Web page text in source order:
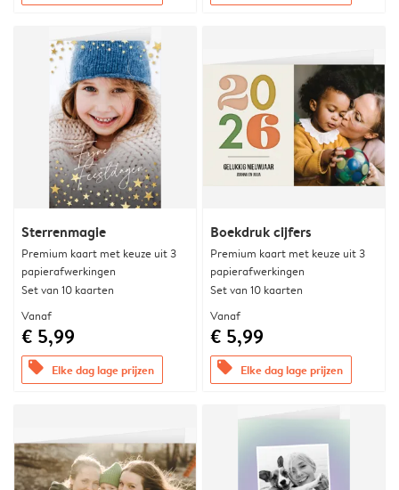
Sterrenmagie
Premium kaart met keuze uit 3
papierafwerkingen
Set van 10 kaarten
Vanaf
€ 5,99
offers Elke dag lage prijzen
Boekdruk cijfers
Premium kaart met keuze uit 3
papierafwerkingen
Set van 10 kaarten
Vanaf
€ 5,99
offers Elke dag lage prijzen